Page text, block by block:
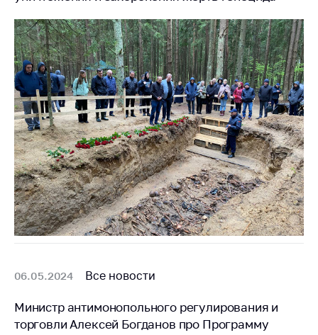
06.05.2024 Все новости
Министр антимонопольного регулирования и
торговли Алексей Богданов про Программу